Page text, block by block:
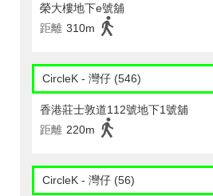
榮大樓地下e號舖
距離 310m
CircleK - 灣仔 (546)
香港莊士敦道112號地下1號舖
距離 220m
CircleK - 灣仔 (56)